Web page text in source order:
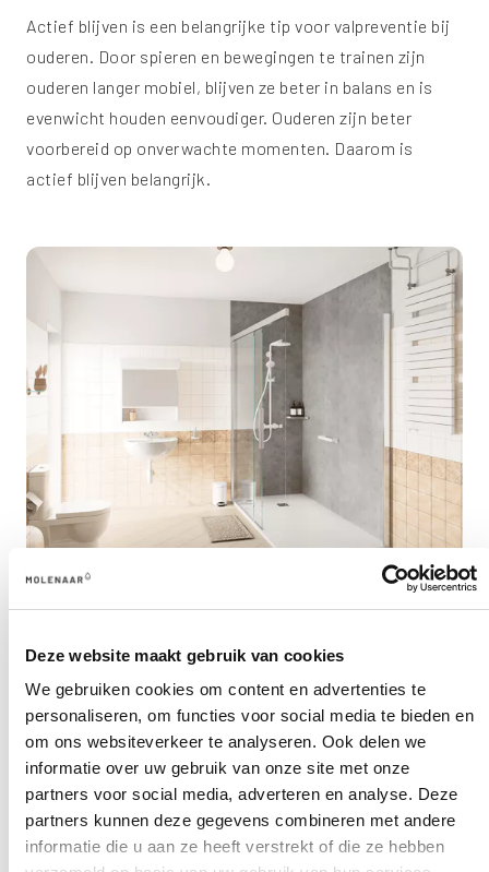
Deze website maakt gebruik van cookies
We gebruiken cookies om content en advertenties te
personaliseren, om functies voor social media te bieden en
om ons websiteverkeer te analyseren. Ook delen we
informatie over uw gebruik van onze site met onze
partners voor social media, adverteren en analyse. Deze
partners kunnen deze gegevens combineren met andere
informatie die u aan ze heeft verstrekt of die ze hebben
Actief blijven is een belangrijke tip voor valpreventie bij
ouderen. Door spieren en bewegingen te trainen zijn
ouderen langer mobiel, blijven ze beter in balans en is
evenwicht houden eenvoudiger. Ouderen zijn beter
voorbereid op onverwachte momenten. Daarom is
actief blijven belangrijk.
03
HET HUIS VEILIG MAKEN
Aanpassingen aan het huis kunnen ervoor zorgen dat het
risico op vallen kleiner wordt voor senioren. Denk aan de
leuningen op de juiste plaatsen, lage opstapjes en
antislip materialen. Het is goed om te weten dat de
badkamer een van de ruimtes is waar de meeste
valongelukken gebeuren. Molenaar denkt graag mee over